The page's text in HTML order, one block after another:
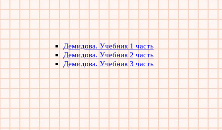
Демидова. Учебник 1 часть
Демидова. Учебник 2 часть
Демидова. Учебник 3 часть